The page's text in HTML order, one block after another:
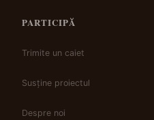
PARTICIPĂ
Trimite un caiet
Susține proiectul
Despre noi